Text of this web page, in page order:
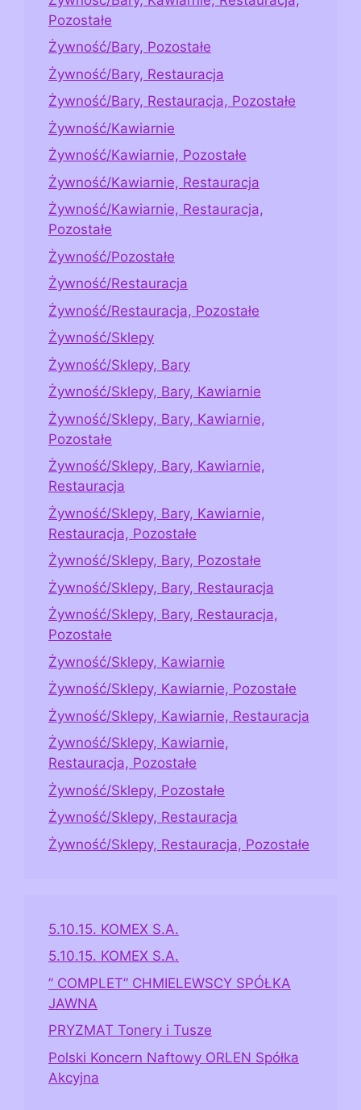
Pozostałe
Żywność/Bary, Pozostałe
Żywność/Bary, Restauracja
Żywność/Bary, Restauracja, Pozostałe
Żywność/Kawiarnie
Żywność/Kawiarnie, Pozostałe
Żywność/Kawiarnie, Restauracja
Żywność/Kawiarnie, Restauracja,
Pozostałe
Żywność/Pozostałe
Żywność/Restauracja
Żywność/Restauracja, Pozostałe
Żywność/Sklepy
Żywność/Sklepy, Bary
Żywność/Sklepy, Bary, Kawiarnie
Żywność/Sklepy, Bary, Kawiarnie,
Pozostałe
Żywność/Sklepy, Bary, Kawiarnie,
Restauracja
Żywność/Sklepy, Bary, Kawiarnie,
Restauracja, Pozostałe
Żywność/Sklepy, Bary, Pozostałe
Żywność/Sklepy, Bary, Restauracja
Żywność/Sklepy, Bary, Restauracja,
Pozostałe
Żywność/Sklepy, Kawiarnie
Żywność/Sklepy, Kawiarnie, Pozostałe
Żywność/Sklepy, Kawiarnie, Restauracja
Żywność/Sklepy, Kawiarnie,
Restauracja, Pozostałe
Żywność/Sklepy, Pozostałe
Żywność/Sklepy, Restauracja
Żywność/Sklepy, Restauracja, Pozostałe
5.10.15. KOMEX S.A.
5.10.15. KOMEX S.A.
” COMPLET” CHMIELEWSCY SPÓŁKA
JAWNA
PRYZMAT Tonery i Tusze
Polski Koncern Naftowy ORLEN Spółka
Akcyjna